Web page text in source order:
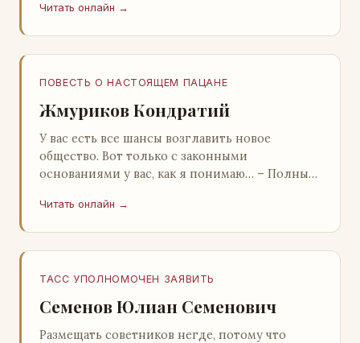
среди…
Читать онлайн →
ПОВЕСТЬ О НАСТОЯЩЕМ ПАЦАНЕ
Жмуриков Кондратий
У вас есть все шансы возглавить новое
общество. Вот только с законными
основаниями у вас, как я понимаю… – Полный
Натанович. – Что ж, …
Читать онлайн →
ТАСС УПОЛНОМОЧЕН ЗАЯВИТЬ
Семенов Юлиан Семенович
Размещать советников негде, потому что